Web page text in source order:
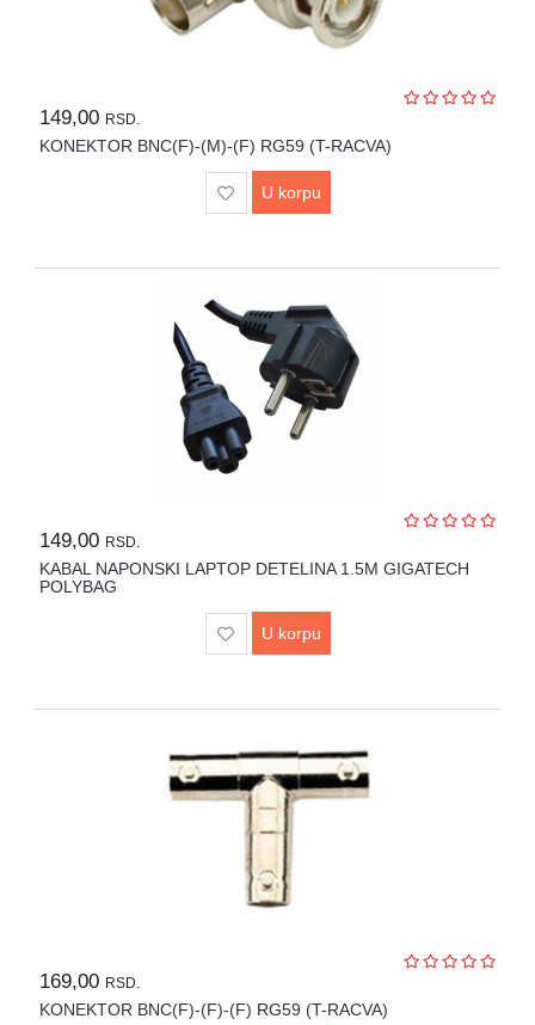
149,00 RSD.
KONEKTOR BNC(F)-(M)-(F) RG59 (T-RACVA)
U korpu
149,00 RSD.
KABAL NAPONSKI LAPTOP DETELINA 1.5M GIGATECH
POLYBAG
U korpu
169,00 RSD.
KONEKTOR BNC(F)-(F)-(F) RG59 (T-RACVA)